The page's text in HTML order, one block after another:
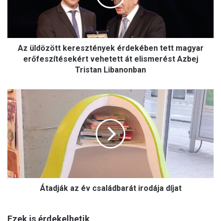
t
e
s
z
t
é
n
y
e
k
Az üldözött keresztények érdekében tett magyar
erőfeszítésekért vehetett át elismerést Azbej
Tristan Libanonban
Á
t
a
d
j
á
z
s
Átadják az év családbarát irodája díjat